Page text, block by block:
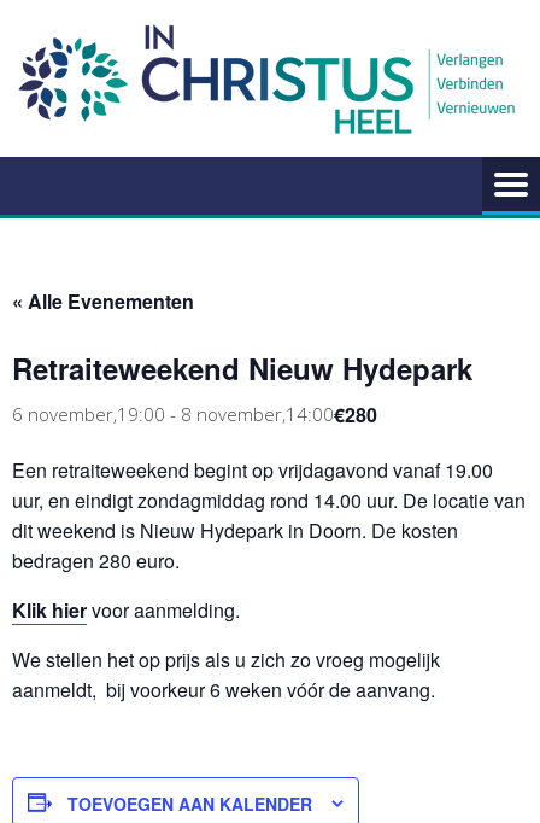
naar
inhoud
« Alle Evenementen
Retraiteweekend Nieuw Hydepark
6 november,19:00 - 8 november,14:00€280
Een retraiteweekend begint op vrijdagavond vanaf 19.00
uur, en eindigt zondagmiddag rond 14.00 uur. De locatie van
dit weekend is Nieuw Hydepark in Doorn. De kosten
bedragen 280 euro.
Klik hiervoor aanmelding.
We stellen het op prijs als u zich zo vroeg mogelijk
aanmeldt, bij voorkeur 6 weken vóór de aanvang.
TOEVOEGEN AAN KALENDER